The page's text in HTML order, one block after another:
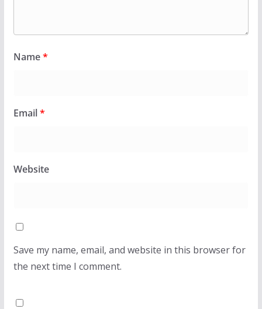
Name*
Email*
Website
Save my name, email, and website in this browser for
the next time I comment.